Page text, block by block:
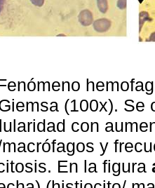
(100x).
con
y
En la figura